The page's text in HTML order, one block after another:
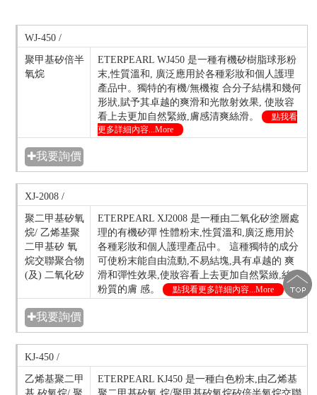
WJ-450 /
聚甲基矽倍半
氧烷
ETERPEARL WJ450 是一種有機矽樹脂球形粉
末,性質溫和, 廣泛應用於各種彩妝和個人護理
產品中。獨特的有機/無機複 合分子結構和幾何
形狀,賦予其卓越的爽滑和光散射效果, 使妝容
看上去更加自然緊緻,膚感清爽絲滑。
點我看
更多詳細內容...More
✚我要詢價
XJ-2008 /
聚二甲基矽氧
烷/ 乙烯基聚
二甲基矽 氧
烷交聯聚合物
(及) 二氧化矽
ETERPEARL XJ2008 是一種由二氧化矽塗層處
理的有機矽彈 性體粉末,性質溫和,廣泛應用於
各種彩妝和個人護理產品中。 這種獨特的成分
可使粉末能自由流動,不易結塊,具有卓越的 爽
滑和彈性效果,使妝容看上去更加自然緊緻,絲滑
粉質的膚 感。
點我看更多詳細內容...More
✚我要詢價
KJ-450 /
乙烯基聚二甲
ETERPEARL KJ450 是一種白色粉末,由乙烯基